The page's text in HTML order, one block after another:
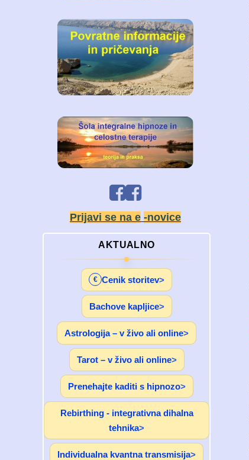
Prijavi se na e -novice
AKTUALNO
€ Cenik storitev
Bachove kapljice
Astrologija – v živo ali online
Tarot – v živo ali online
Prenehajte kaditi s hipnozo
Rebirthing - integrativna dihalna
tehnika
Individualna kvantna transmisija